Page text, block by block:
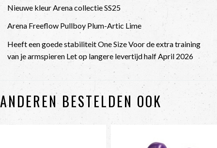
Nieuwe kleur Arena collectie SS25
Arena Freeflow Pullboy Plum-Artic Lime
Heeft een goede stabiliteit One Size Voor de extra training
van je armspieren Let op langere levertijd half April 2026
ANDEREN BESTELDEN OOK